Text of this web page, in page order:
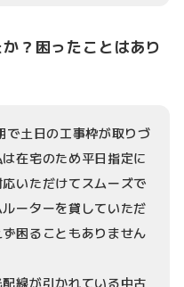
？困ったことはあり
土日の工事枠が取りづ
在宅のため平日指定に
いただけてスムーズで
ーターを貸していただ
困ることもありません
線が引かれている中古